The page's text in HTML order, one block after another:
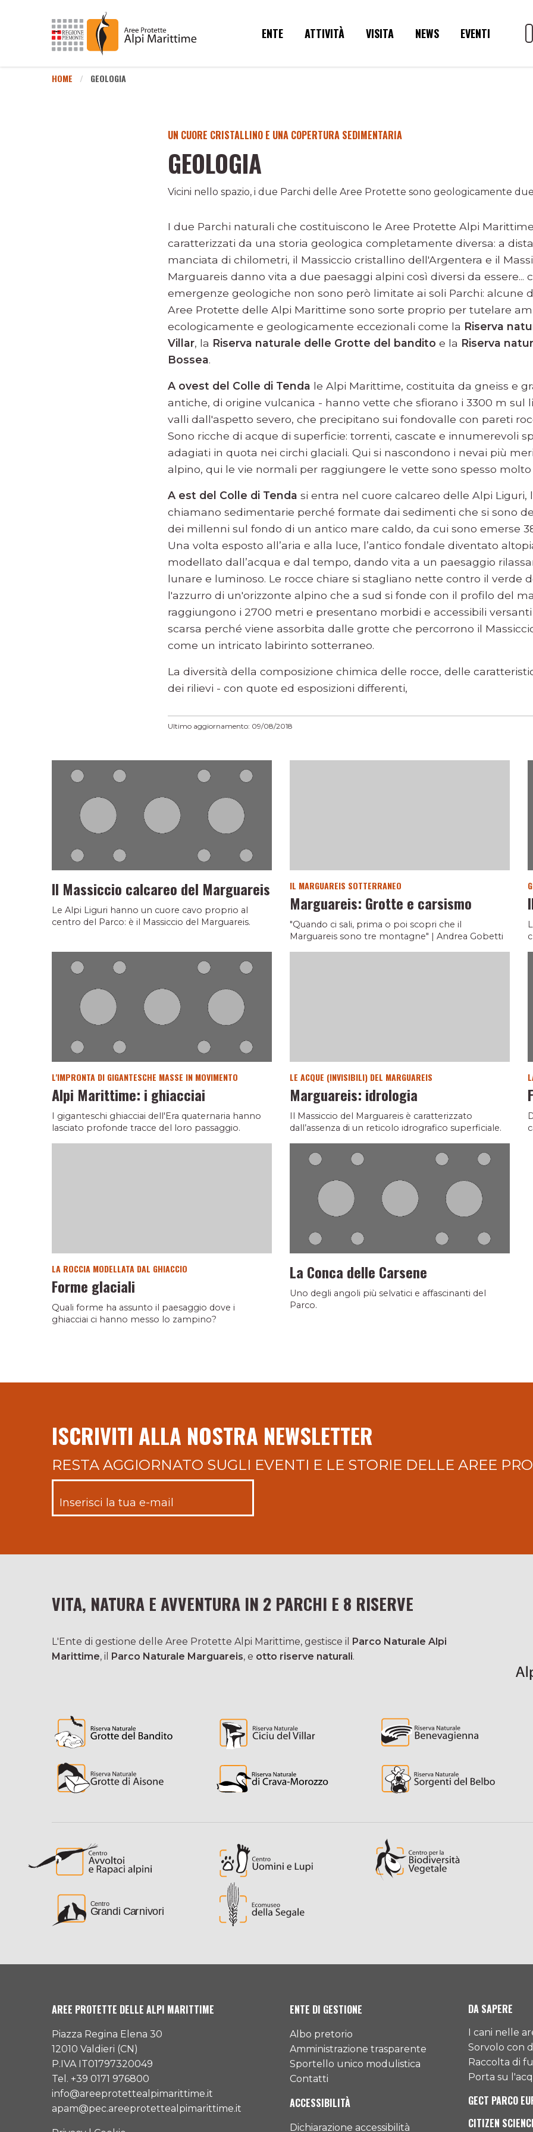
ENTE ATTIVITÀ VISITA NEWS EVENTI
HOME GEOLOGIA
UN CUORE CRISTALLINO E UNA COPERTURA SEDIMENTARIA
GEOLOGIA
Vicini nello spazio, i due Parchi delle Aree Protette sono geologicamente
I due Parchi naturali che costituiscono le Aree Protette Alpi
caratterizzati da una storia geologica completamente diversa: a
manciata di chilometri, il Massiccio cristallino dell'Argentera e il
Marguareis danno vita a due paesaggi alpini così diversi da essere...
emergenze geologiche non sono però limitate ai soli Parchi: alcune
Aree Protette delle Alpi Marittime sono sorte proprio per tutelare
ecologicamente e geologicamente eccezionali come la Riserva
Villar, la Riserva naturale delle Grotte del bandito e la Riserva
Bossea.
A ovest del Colle di Tenda le Alpi Marittime, costituita da gneiss e
antiche, di origine vulcanica - hanno vette che sfiorano i 3300 m sul
valli dall'aspetto severo, che precipitano sui fondovalle con pareti
Sono ricche di acque di superficie: torrenti, cascate e innumerevoli
adagiati in quota nei circhi glaciali. Qui si nascondono i nevai più
alpino, qui le vie normali per raggiungere le vette sono spesso
A est del Colle di Tenda si entra nel cuore calcareo delle Alpi Liguri,
chiamano sedimentarie perché formate dai sedimenti che si sono
dei millenni sul fondo di un antico mare caldo, da cui sono emerse
Una volta esposto all’aria e alla luce, l’antico fondale diventato
modellato dall’acqua e dal tempo, dando vita a un paesaggio
lunare e luminoso. Le rocce chiare si stagliano nette contro il verde
l'azzurro di un'orizzonte alpino che a sud si fonde con il profilo del
raggiungono i 2700 metri e presentano morbidi e accessibili
scarsa perché viene assorbita dalle grotte che percorrono il
come un intricato labirinto sotterraneo.
La diversità della composizione chimica delle rocce, delle
dei rilievi - con quote ed esposizioni differenti,
Ultimo aggiornamento: 09/08/2018
Il Massiccio calcareo del Marguareis
Le Alpi Liguri hanno un cuore cavo proprio al
centro del Parco: è il Massiccio del Marguareis.
IL MARGUAREIS SOTTERRANEO
Marguareis: Grotte e carsismo
"Quando ci sali, prima o poi scopri che il
Marguareis sono tre montagne" | Andrea Gobetti
L'IMPRONTA DI GIGANTESCHE MASSE IN MOVIMENTO
Alpi Marittime: i ghiacciai
I giganteschi ghiacciai dell'Era quaternaria hanno
lasciato profonde tracce del loro passaggio.
LE ACQUE (INVISIBILI) DEL MARGUAREIS
Marguareis: idrologia
Il Massiccio del Marguareis è caratterizzato
dall’assenza di un reticolo idrografico superficiale.
LA ROCCIA MODELLATA DAL GHIACCIO
Forme glaciali
Quali forme ha assunto il paesaggio dove i
ghiacciai ci hanno messo lo zampino?
La Conca delle Carsene
Uno degli angoli più selvatici e affascinanti del
Parco.
ISCRIVITI ALLA NOSTRA NEWSLETTER
RESTA AGGIORNATO SUGLI EVENTI E LE STORIE DELLE AREE
VITA, NATURA E AVVENTURA IN 2 PARCHI E 8 RISERVE
L'Ente di gestione delle Aree Protette Alpi Marittime, gestisce il
Parco Naturale Alpi
Marittime, il Parco Naturale Marguareis, e otto riserve naturali.
AREE PROTETTE DELLE ALPI MARITTIME
Piazza Regina Elena 30
12010 Valdieri (CN)
P.IVA IT01797320049
Tel. +39 0171 976800
info@areeprotettealpimarittime.it
apam@pec.areeprotettealpimarittime.it
ENTE DI GESTIONE
Albo pretorio
Amministrazione trasparente
Sportello unico modulistica
Contatti
ACCESSIBILITÀ
Dichiarazione accessibilità
DA SAPERE
I cani nelle
Sorvolo con
Raccolta di
Porta su
GECT PARCO
CITIZEN